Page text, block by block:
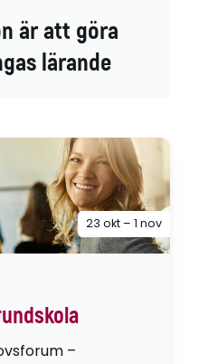
är att göra
lärande
–
23 okt – 1 nov